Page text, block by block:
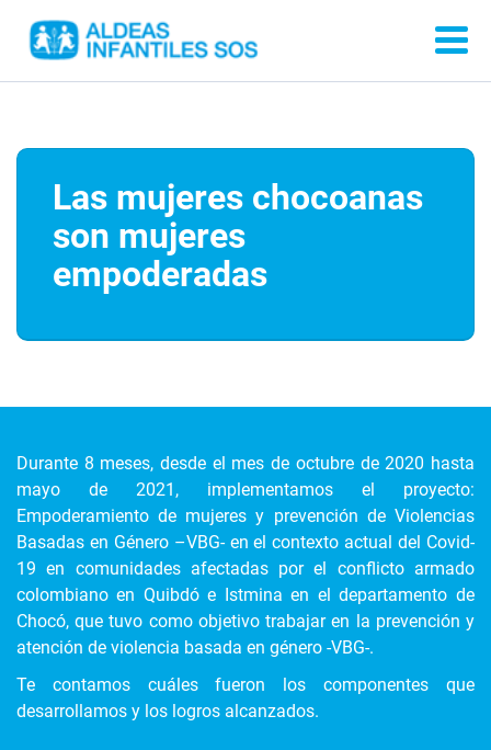
Las mujeres chocoanas
son mujeres
empoderadas
Durante 8 meses, desde el mes de octubre de 2020 hasta
mayo de 2021, implementamos el proyecto:
Empoderamiento de mujeres y prevención de Violencias
Basadas en Género –VBG- en el contexto actual del Covid-
19 en comunidades afectadas por el conflicto armado
colombiano en Quibdó e Istmina en el departamento de
Chocó, que tuvo como objetivo trabajar en la prevención y
atención de violencia basada en género -VBG-.
Te contamos cuáles fueron los componentes que
desarrollamos y los logros alcanzados.